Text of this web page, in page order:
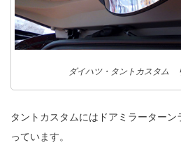
ダイハツ・タントカスタム
タントカスタムにはドアミラーター
っています。